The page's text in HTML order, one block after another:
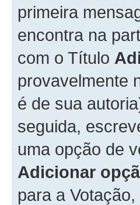
primeira
encontra na
com o Título
provavelmente
é de sua
seguida,
uma opção de
Adicionar
para a